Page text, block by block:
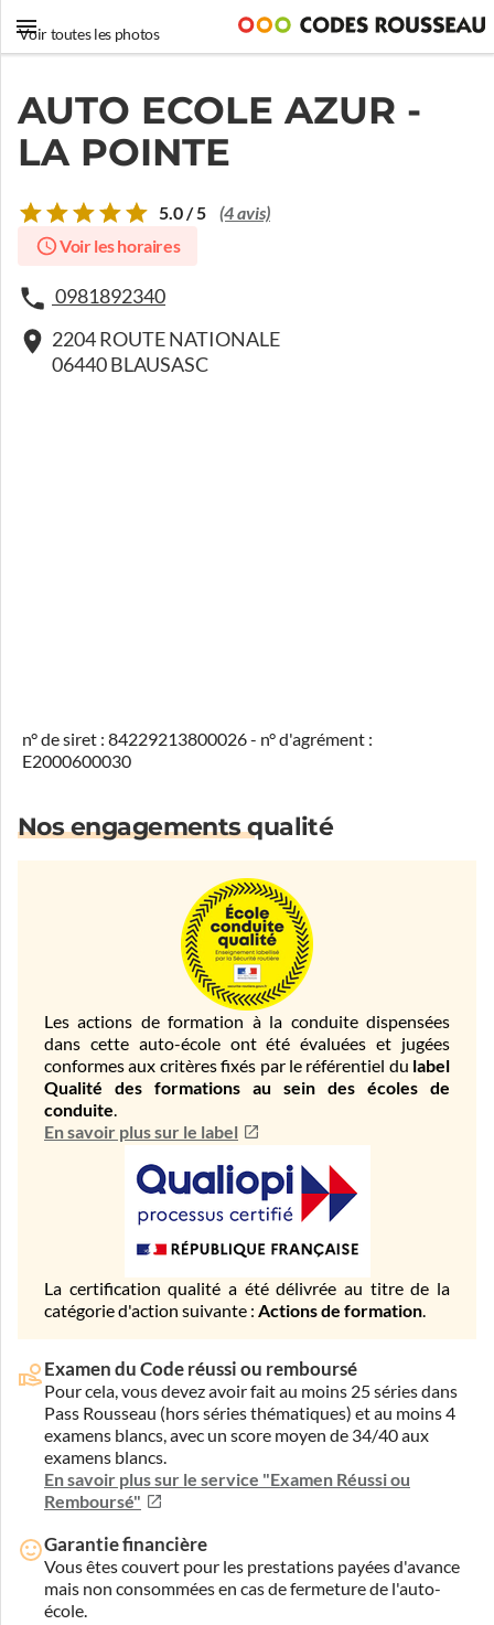
Voir toutes les photos
AUTO ECOLE AZUR -
LA POINTE
5.0 / 5 (4 avis)
Voir les horaires
0981892340
2204 ROUTE NATIONALE
06440 BLAUSASC
n° de siret : 84229213800026 - n° d'agrément :
E2000600030
Nos engagements qualité
Les actions de formation à la conduite dispensées
dans cette auto-école ont été évaluées et jugées
conformes aux critères fixés par le référentiel du label
Qualité des formations au sein des écoles de
conduite.
En savoir plus sur le label
La certification qualité a été délivrée au titre de la
catégorie d'action suivante : Actions de formation.
Examen du Code réussi ou remboursé
Pour cela, vous devez avoir fait au moins 25 séries dans
Pass Rousseau (hors séries thématiques) et au moins 4
examens blancs, avec un score moyen de 34/40 aux
examens blancs.
En savoir plus sur le service "Examen Réussi ou
Remboursé"
Garantie financière
Vous êtes couvert pour les prestations payées d'avance
mais non consommées en cas de fermeture de l'auto-
école.